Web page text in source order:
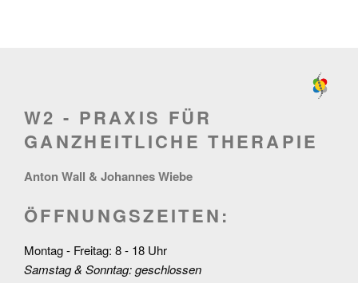
W2 - PRAXIS FÜR
GANZHEITLICHE THERAPIE
Anton Wall & Johannes Wiebe
ÖFFNUNGSZEITEN:
Montag - Freitag: 8 - 18 Uhr
Samstag & Sonntag: geschlossen